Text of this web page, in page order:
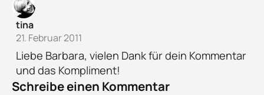
tina
21. Februar 2011
Liebe Barbara, vielen Dank für dein Kommentar
und das Kompliment!
Schreibe einen Kommentar